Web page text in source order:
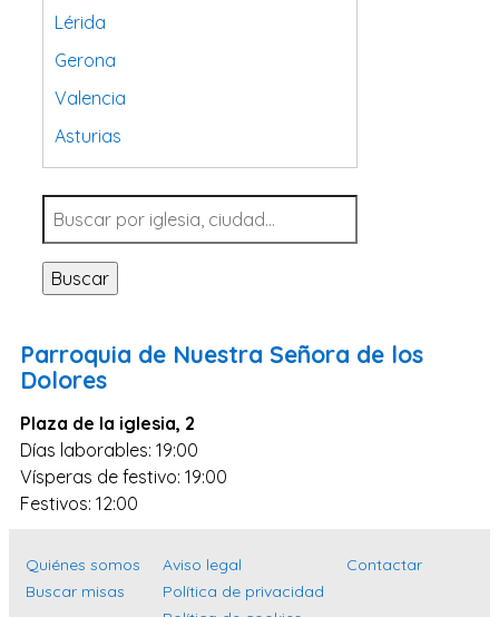
Lérida
Gerona
Valencia
Asturias
Tarragona
Navarra
Valladolid
Sevilla
Santa Cruz de Tenerife
Islas Baleares
Las Palmas
Málaga
Toledo
Buscar
Parroquia de Nuestra Señora de los
Dolores
Plaza de la iglesia, 2
Días laborables: 19:00
Vísperas de festivo: 19:00
Festivos: 12:00
Quiénes somos
Buscar misas
Aviso legal
Política de privacidad
Contactar